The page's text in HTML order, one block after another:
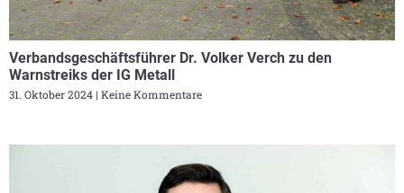
Verbandsgeschäftsführer Dr. Volker Verch zu den
Warnstreiks der IG Metall
31. Oktober 2024 Keine Kommentare